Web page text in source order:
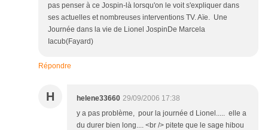
pas penser à ce Jospin-là lorsqu'on le voit s'expliquer dans
ses actuelles et nombreuses interventions TV. Aïe. Une
Journée dans la vie de Lionel JospinDe Marcela
Iacub(Fayard)
Répondre
H helene33660 29/09/2006 17:38
y a pas problème, pour la journée d Lionel..... elle a
du durer bien long.... <br /> pitete que le sage hibou